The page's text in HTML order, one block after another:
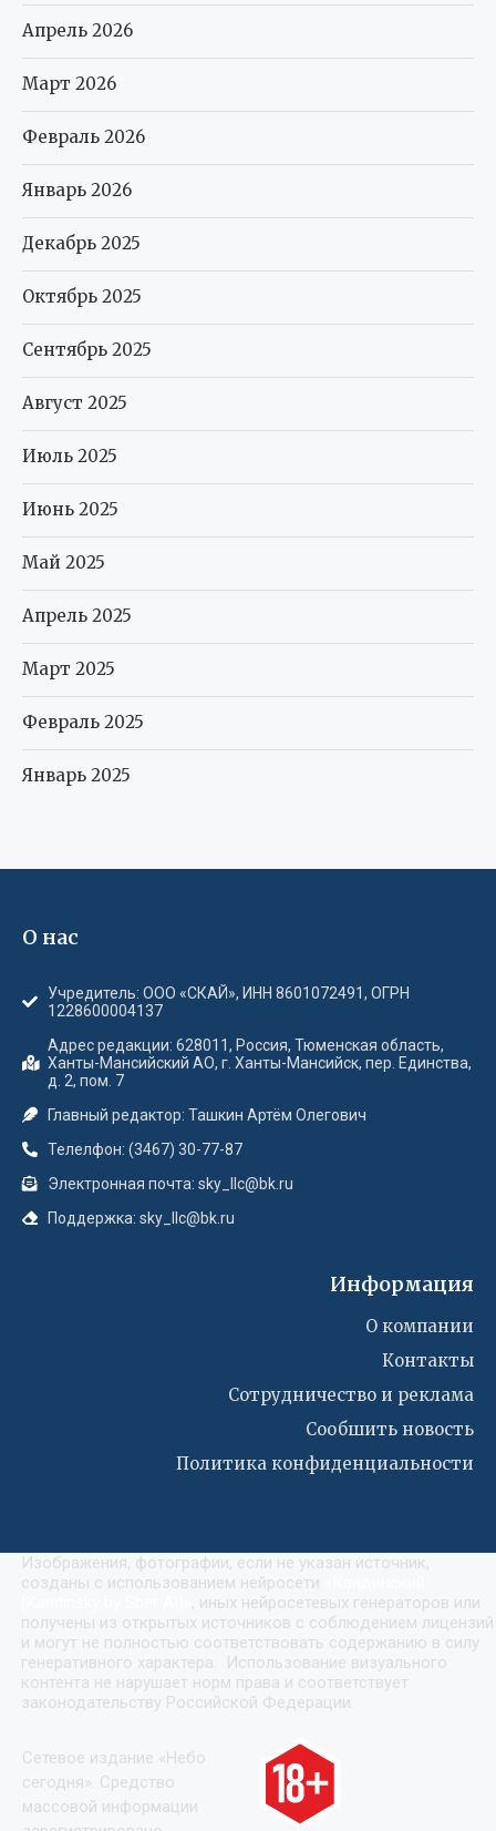
Апрель 2026
Март 2026
Февраль 2026
Январь 2026
Декабрь 2025
Октябрь 2025
Сентябрь 2025
Август 2025
Июль 2025
Июнь 2025
Май 2025
Апрель 2025
Март 2025
Февраль 2025
Январь 2025
О нас
Учредитель: ООО «СКАЙ», ИНН 8601072491, ОГРН
1228600004137
Адрес редакции: 628011, Россия, Тюменская область,
Ханты-Мансийский АО, г. Ханты-Мансийск, пер. Единства,
д. 2, пом. 7
Главный редактор: Ташкин Артём Олегович
Телелфон: (3467) 30-77-87
Электронная почта: sky_llc@bk.ru
Поддержка: sky_llc@bk.ru
Информация
О компании
Контакты
Сотрудничество и реклама
Сообшить новость
Политика конфиденциальности
Изображения, фотографии, если не указан источник,
созданы с использованием нейросети
, иных нейросетевых генераторов или
получены из открытых источников с соблюдением лицензий
и могут не полностью соответствовать содержанию в силу
генеративного характера. Использование визуального
контента не нарушает норм права и соответствует
законодательству Российской Федерации.
Сетевое издание «Небо
сегодня». Средство
массовой информации